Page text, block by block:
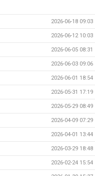
2026-06-18 09:03
2026-06-12 10:03
2026-06-05 08:31
2026-06-03 09:06
2026-06-01 18:54
2026-05-31 17:19
2026-05-29 08:49
2026-04-09 07:29
2026-04-01 13:44
2026-03-29 18:48
2026-02-24 15:54